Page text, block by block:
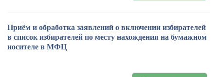
Приём и обработка заявлений о включении избирателей
в список избирателей по месту нахождения на бумажном
носителе в МФЦ